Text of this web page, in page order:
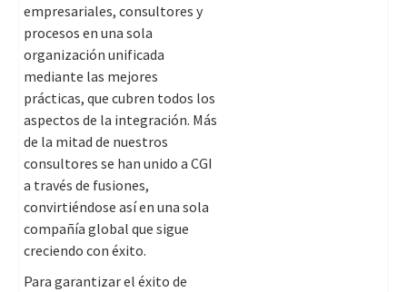
empresariales, consultores y
procesos en una sola
organización unificada
mediante las mejores
prácticas, que cubren todos los
aspectos de la integración. Más
de la mitad de nuestros
consultores se han unido a CGI
a través de fusiones,
convirtiéndose así en una sola
compañía global que sigue
creciendo con éxito.
Para garantizar el éxito de